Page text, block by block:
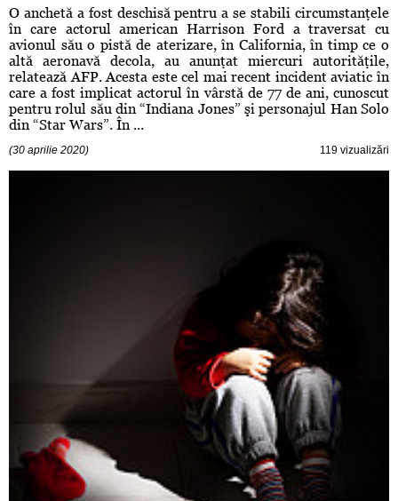
O anchetă a fost deschisă pentru a se stabili circumstanţele
în care actorul american Harrison Ford a traversat cu
avionul său o pistă de aterizare, în California, în timp ce o
altă aeronavă decola, au anunţat miercuri autorităţile,
relatează AFP. Acesta este cel mai recent incident aviatic în
care a fost implicat actorul în vârstă de 77 de ani, cunoscut
pentru rolul său din “Indiana Jones” şi personajul Han Solo
din “Star Wars”. În ...
(30 aprilie 2020) 119 vizualizări